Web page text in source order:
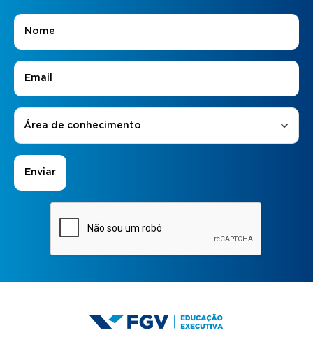
Nome
E-mail
Áreas de Interesse
Área de conhecimento